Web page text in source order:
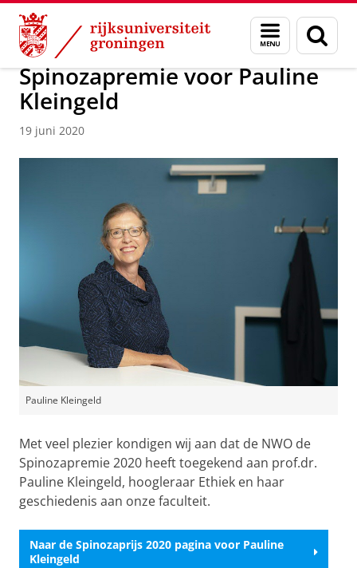
Skip
Content
Skip
Navigation
Menu
en
zoeken
Over ons Actueel Nieuws Nieuwsberichten
Spinozapremie voor Pauline
Kleingeld
19 juni 2020
Pauline Kleingeld
Met veel plezier kondigen wij aan dat de NWO de
Spinozapremie 2020 heeft toegekend aan prof.dr.
Pauline Kleingeld, hoogleraar Ethiek en haar
geschiedenis aan onze faculteit.
Naar de Spinozaprijs 2020 pagina voor Pauline
Kleingeld